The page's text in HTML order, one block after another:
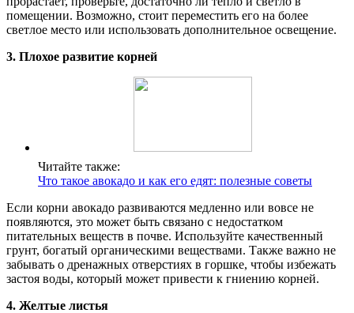
помещении. Возможно, стоит переместить его на более
светлое место или использовать дополнительное освещение.
3. Плохое развитие корней
Читайте также:
Что такое авокадо и как его едят: полезные советы
Если корни авокадо развиваются медленно или вовсе не
появляются, это может быть связано с недостатком
питательных веществ в почве. Используйте качественный
грунт, богатый органическими веществами. Также важно не
забывать о дренажных отверстиях в горшке, чтобы избежать
застоя воды, который может привести к гниению корней.
4. Желтые листья